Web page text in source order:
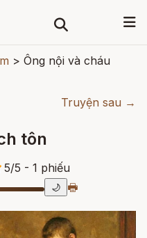
> Ông nội và cháu
Truyện sau →
tôn
5/5 - 1 phiếu
🌙 🖶